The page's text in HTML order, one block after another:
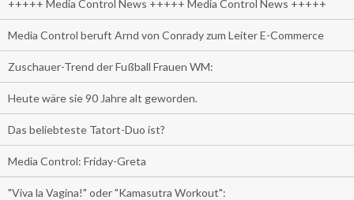
+++++ Media Control News +++++ Media Control News +++++
Media Control beruft Arnd von Conrady zum Leiter E-Commerce
Zuschauer-Trend der Fußball Frauen WM:
Heute wäre sie 90 Jahre alt geworden.
Das beliebteste Tatort-Duo ist?
Media Control: Friday-Greta
"Viva la Vagina!" oder "Kamasutra Workout":